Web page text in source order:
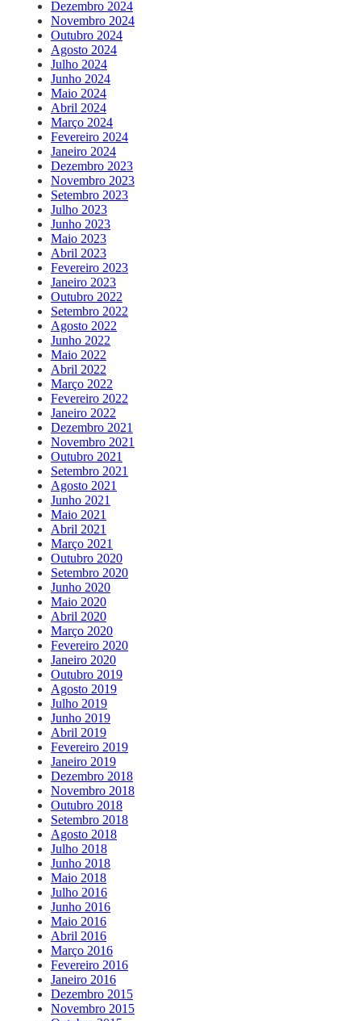
Dezembro 2024
Novembro 2024
Outubro 2024
Agosto 2024
Julho 2024
Junho 2024
Maio 2024
Abril 2024
Março 2024
Fevereiro 2024
Janeiro 2024
Dezembro 2023
Novembro 2023
Setembro 2023
Julho 2023
Junho 2023
Maio 2023
Abril 2023
Fevereiro 2023
Janeiro 2023
Outubro 2022
Setembro 2022
Agosto 2022
Junho 2022
Maio 2022
Abril 2022
Março 2022
Fevereiro 2022
Janeiro 2022
Dezembro 2021
Novembro 2021
Outubro 2021
Setembro 2021
Agosto 2021
Junho 2021
Maio 2021
Abril 2021
Março 2021
Outubro 2020
Setembro 2020
Junho 2020
Maio 2020
Abril 2020
Março 2020
Fevereiro 2020
Janeiro 2020
Outubro 2019
Agosto 2019
Julho 2019
Junho 2019
Abril 2019
Fevereiro 2019
Janeiro 2019
Dezembro 2018
Novembro 2018
Outubro 2018
Setembro 2018
Agosto 2018
Julho 2018
Junho 2018
Maio 2018
Julho 2016
Junho 2016
Maio 2016
Abril 2016
Março 2016
Fevereiro 2016
Janeiro 2016
Dezembro 2015
Novembro 2015